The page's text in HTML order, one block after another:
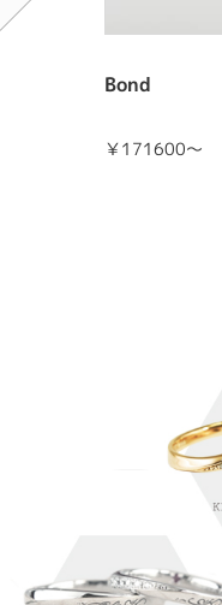
Bond
￥171600～